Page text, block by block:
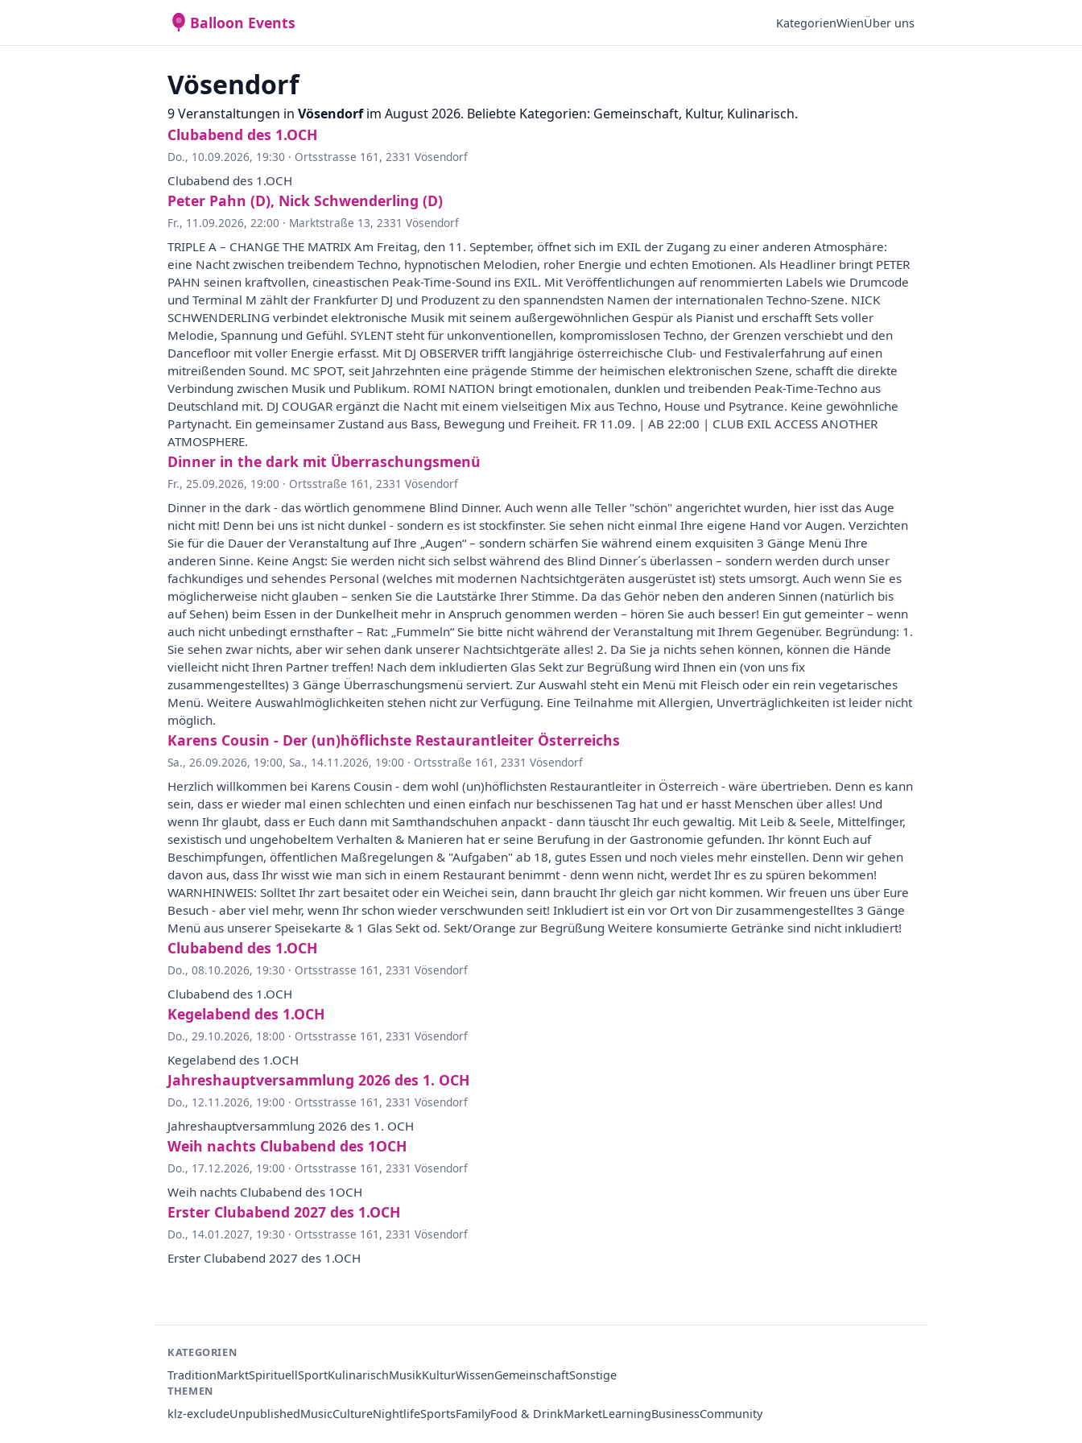
Balloon Events KategorienWienÜber uns
Vösendorf
9 Veranstaltungen in Vösendorfim August 2026. Beliebte Kategorien: Gemeinschaft, Kultur, Kulinarisch.
Clubabend des 1.OCH
Do., 10.09.2026, 19:30 · Ortsstrasse 161, 2331 Vösendorf
Clubabend des 1.OCH
Peter Pahn (D), Nick Schwenderling (D)
Fr., 11.09.2026, 22:00 · Marktstraße 13, 2331 Vösendorf
TRIPLE A – CHANGE THE MATRIX Am Freitag, den 11. September, öffnet sich im EXIL der Zugang zu einer anderen Atmosphäre:
eine Nacht zwischen treibendem Techno, hypnotischen Melodien, roher Energie und echten Emotionen. Als Headliner bringt PETER
PAHN seinen kraftvollen, cineastischen Peak-Time-Sound ins EXIL. Mit Veröffentlichungen auf renommierten Labels wie Drumcode
und Terminal M zählt der Frankfurter DJ und Produzent zu den spannendsten Namen der internationalen Techno-Szene. NICK
SCHWENDERLING verbindet elektronische Musik mit seinem außergewöhnlichen Gespür als Pianist und erschafft Sets voller
Melodie, Spannung und Gefühl. SYLENT steht für unkonventionellen, kompromisslosen Techno, der Grenzen verschiebt und den
Dancefloor mit voller Energie erfasst. Mit DJ OBSERVER trifft langjährige österreichische Club- und Festivalerfahrung auf einen
mitreißenden Sound. MC SPOT, seit Jahrzehnten eine prägende Stimme der heimischen elektronischen Szene, schafft die direkte
Verbindung zwischen Musik und Publikum. ROMI NATION bringt emotionalen, dunklen und treibenden Peak-Time-Techno aus
Deutschland mit. DJ COUGAR ergänzt die Nacht mit einem vielseitigen Mix aus Techno, House und Psytrance. Keine gewöhnliche
Partynacht. Ein gemeinsamer Zustand aus Bass, Bewegung und Freiheit. FR 11.09. | AB 22:00 | CLUB EXIL ACCESS ANOTHER
ATMOSPHERE.
Dinner in the dark mit Überraschungsmenü
Fr., 25.09.2026, 19:00 · Ortsstraße 161, 2331 Vösendorf
Dinner in the dark - das wörtlich genommene Blind Dinner. Auch wenn alle Teller "schön" angerichtet wurden, hier isst das Auge
nicht mit! Denn bei uns ist nicht dunkel - sondern es ist stockfinster. Sie sehen nicht einmal Ihre eigene Hand vor Augen. Verzichten
Sie für die Dauer der Veranstaltung auf Ihre „Augen“ – sondern schärfen Sie während einem exquisiten 3 Gänge Menü Ihre
anderen Sinne. Keine Angst: Sie werden nicht sich selbst während des Blind Dinner´s überlassen – sondern werden durch unser
fachkundiges und sehendes Personal (welches mit modernen Nachtsichtgeräten ausgerüstet ist) stets umsorgt. Auch wenn Sie es
möglicherweise nicht glauben – senken Sie die Lautstärke Ihrer Stimme. Da das Gehör neben den anderen Sinnen (natürlich bis
auf Sehen) beim Essen in der Dunkelheit mehr in Anspruch genommen werden – hören Sie auch besser! Ein gut gemeinter – wenn
auch nicht unbedingt ernsthafter – Rat: „Fummeln“ Sie bitte nicht während der Veranstaltung mit Ihrem Gegenüber. Begründung: 1.
Sie sehen zwar nichts, aber wir sehen dank unserer Nachtsichtgeräte alles! 2. Da Sie ja nichts sehen können, können die Hände
vielleicht nicht Ihren Partner treffen! Nach dem inkludierten Glas Sekt zur Begrüßung wird Ihnen ein (von uns fix
zusammengestelltes) 3 Gänge Überraschungsmenü serviert. Zur Auswahl steht ein Menü mit Fleisch oder ein rein vegetarisches
Menü. Weitere Auswahlmöglichkeiten stehen nicht zur Verfügung. Eine Teilnahme mit Allergien, Unverträglichkeiten ist leider nicht
möglich.
Karens Cousin - Der (un)höflichste Restaurantleiter Österreichs
Sa., 26.09.2026, 19:00, Sa., 14.11.2026, 19:00 · Ortsstraße 161, 2331 Vösendorf
Herzlich willkommen bei Karens Cousin - dem wohl (un)höflichsten Restaurantleiter in Österreich - wäre übertrieben. Denn es kann
sein, dass er wieder mal einen schlechten und einen einfach nur beschissenen Tag hat und er hasst Menschen über alles! Und
wenn Ihr glaubt, dass er Euch dann mit Samthandschuhen anpackt - dann täuscht Ihr euch gewaltig. Mit Leib & Seele, Mittelfinger,
sexistisch und ungehobeltem Verhalten & Manieren hat er seine Berufung in der Gastronomie gefunden. Ihr könnt Euch auf
Beschimpfungen, öffentlichen Maßregelungen & "Aufgaben" ab 18, gutes Essen und noch vieles mehr einstellen. Denn wir gehen
davon aus, dass Ihr wisst wie man sich in einem Restaurant benimmt - denn wenn nicht, werdet Ihr es zu spüren bekommen!
WARNHINWEIS: Solltet Ihr zart besaitet oder ein Weichei sein, dann braucht Ihr gleich gar nicht kommen. Wir freuen uns über Eure
Besuch - aber viel mehr, wenn Ihr schon wieder verschwunden seit! Inkludiert ist ein vor Ort von Dir zusammengestelltes 3 Gänge
Menü aus unserer Speisekarte & 1 Glas Sekt od. Sekt/Orange zur Begrüßung Weitere konsumierte Getränke sind nicht inkludiert!
Clubabend des 1.OCH
Do., 08.10.2026, 19:30 · Ortsstrasse 161, 2331 Vösendorf
Clubabend des 1.OCH
Kegelabend des 1.OCH
Do., 29.10.2026, 18:00 · Ortsstrasse 161, 2331 Vösendorf
Kegelabend des 1.OCH
Jahreshauptversammlung 2026 des 1. OCH
Do., 12.11.2026, 19:00 · Ortsstrasse 161, 2331 Vösendorf
Jahreshauptversammlung 2026 des 1. OCH
Weih nachts Clubabend des 1OCH
Do., 17.12.2026, 19:00 · Ortsstrasse 161, 2331 Vösendorf
Weih nachts Clubabend des 1OCH
Erster Clubabend 2027 des 1.OCH
Do., 14.01.2027, 19:30 · Ortsstrasse 161, 2331 Vösendorf
Erster Clubabend 2027 des 1.OCH
KATEGORIEN
TraditionMarktSpirituellSportKulinarischMusikKulturWissenGemeinschaftSonstige
THEMEN
klz-excludeUnpublishedMusicCultureNightlifeSportsFamilyFood & DrinkMarketLearningBusinessCommunity